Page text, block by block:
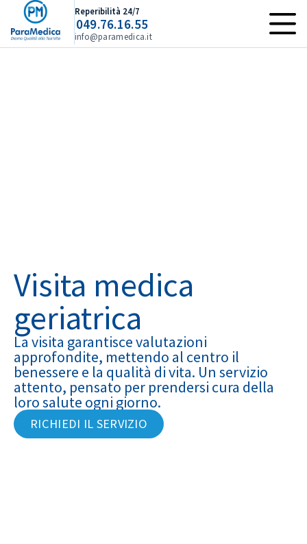
Reperibilità 24/7
049.76.16.55
info@paramedica.it
Visita medica
geriatrica
La visita garantisce valutazioni
approfondite, mettendo al centro il
benessere e la qualità di vita. Un servizio
attento, pensato per prendersi cura della
loro salute ogni giorno.
RICHIEDI IL SERVIZIO